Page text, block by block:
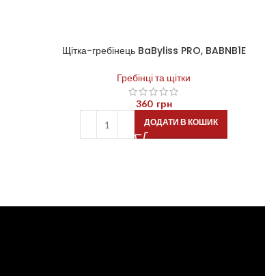
Щітка-гребінець BaByliss PRO, BABNB1E
Гребінці та щітки
360 грн
ДОДАТИ В КОШИК